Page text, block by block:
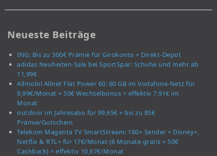
Neueste Beiträge
ING: Bis zu 300€ Prämie für Girokonto + Direkt-Depot
adidas Neuheiten-Sale bei SportSpar: Schuhe und mehr ab
11,99€
Allmobil Allnet Flat Power 60: 60 GB im Vodafone-Netz für
9,99€/Monat + 50€ Wechselbonus = effektiv 7,91€ im
Monat
outdoor im Jahresabo für 99,65€ + bis zu 85€
Prämie/Gutschein
Telekom Magenta TV SmartStream: 180+ Sender + Disney+,
Netflix & RTL+ für 17€/Monat (6 Monate gratis + 50€
Cashback) = effektiv 10,67€/Monat